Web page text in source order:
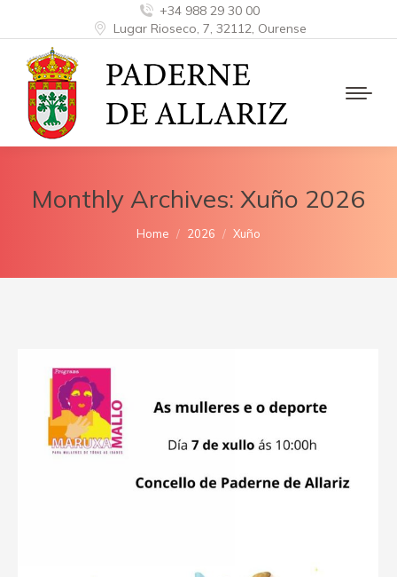
+34 988 29 30 00
Lugar Rioseco, 7, 32112, Ourense
Monthly Archives: Xuño 2026
You are here:
Home 2026 Xuño